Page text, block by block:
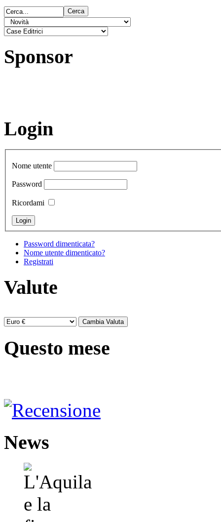
Sponsor
Login
Nome utente
Password
Ricordami
Password dimenticata?
Nome utente dimenticato?
Registrati
Valute
Questo mese
News